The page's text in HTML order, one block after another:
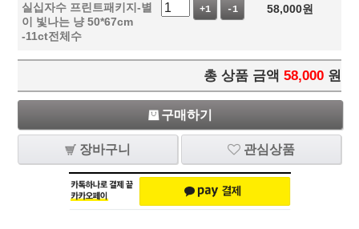
실십자수 프린트패키지-별
이 빛나는 냥 50*67cm
-11ct전체수
+1 -1 58,000원
총 상품 금액 58,000 원
구매하기
장바구니 관심상품